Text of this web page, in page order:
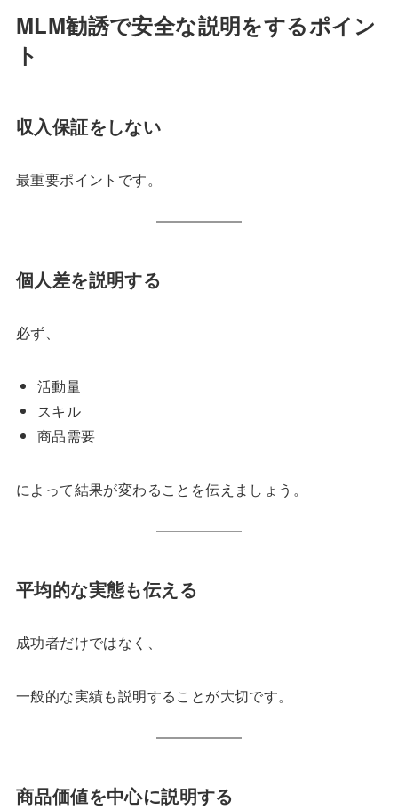
MLM勧誘で安全な説明をするポイン
ト
収入保証をしない
最重要ポイントです。
個人差を説明する
必ず、
活動量
スキル
商品需要
によって結果が変わることを伝えましょう。
平均的な実態も伝える
成功者だけではなく、
一般的な実績も説明することが大切です。
商品価値を中心に説明する